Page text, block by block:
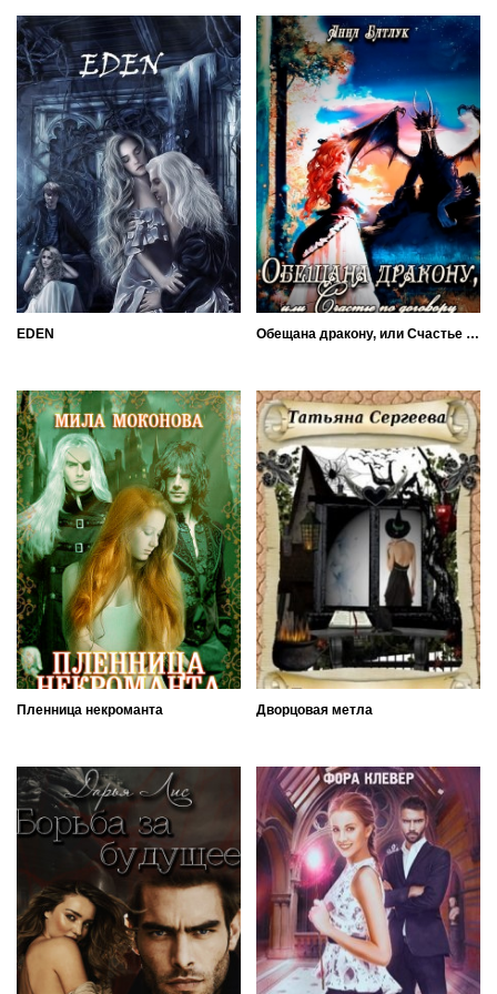
EDEN Обещана дракону, или Счастье по договору
Пленница некроманта Дворцовая метла